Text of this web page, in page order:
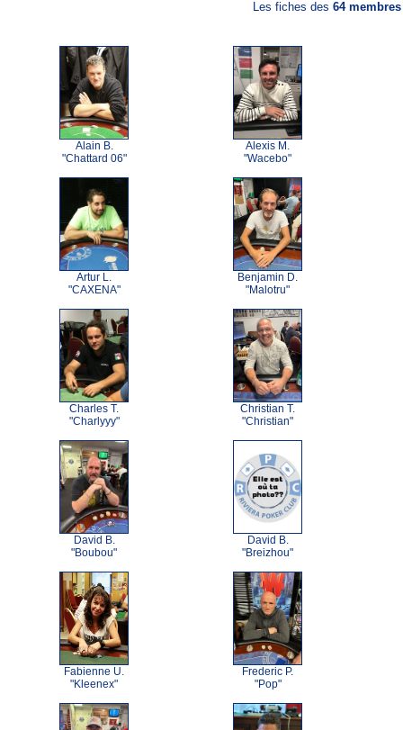
Les fiches des 64 membres
Alain B.
"Chattard 06"
Alexis M.
"Wacebo"
Artur L.
"CAXENA"
Benjamin D.
"Malotru"
Charles T.
"Charlyyy"
Christian T.
"Christian"
David B.
"Boubou"
David B.
"Breizhou"
Fabienne U.
"Kleenex"
Frederic P.
"Pop"